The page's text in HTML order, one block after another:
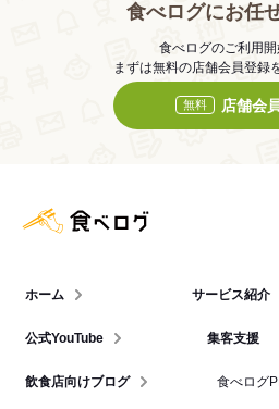
食べログにお任
食べログのご利用開
まずは無料の店舗会員登録
無料 店舗会
ホーム
公式YouTube
飲食店向けブログ
サービス紹介
集客支援
食べログ